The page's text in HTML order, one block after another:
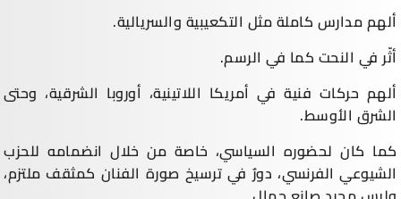
ألهم مدارس كاملة مثل التكعيبية والسريالية.
أثّر في النحت كما في الرسم.
ألهم حركات فنية في أمريكا اللاتينية، أوروبا الشرقية، وحتى
الشرق الأوسط.
كما كان لحضوره السياسي، خاصة من خلال انضمامه للحزب
الشيوعي الفرنسي، دورٌ في ترسيخ صورة الفنان كمثقف ملتزم،